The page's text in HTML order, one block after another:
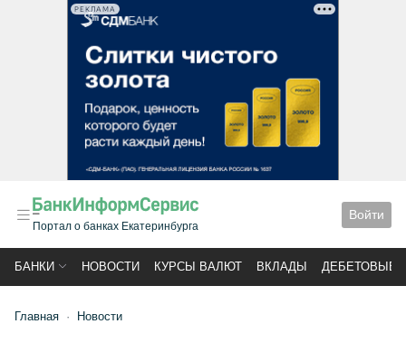
РЕКЛАМА
Портал о банках Екатеринбурга
Войти
БАНКИ НОВОСТИ КУРСЫ ВАЛЮТ ВКЛАДЫ ДЕБЕТОВЫЕ
Главная Новости